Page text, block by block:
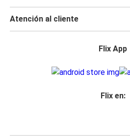
Atención al cliente
Flix App
Flix en: